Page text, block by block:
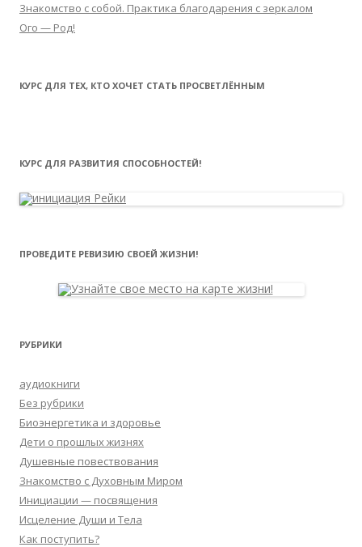
Знакомство с собой. Практика благодарения с зеркалом
Ого — Род!
КУРС ДЛЯ ТЕХ, КТО ХОЧЕТ СТАТЬ ПРОСВЕТЛЁННЫМ
КУРС ДЛЯ РАЗВИТИЯ СПОСОБНОСТЕЙ!
ПРОВЕДИТЕ РЕВИЗИЮ СВОЕЙ ЖИЗНИ!
РУБРИКИ
аудиокниги
Без рубрики
Биоэнергетика и здоровье
Дети о прошлых жизнях
Душевные повествования
Знакомство с Духовным Миром
Инициации — посвящения
Исцеление Души и Тела
Как поступить?